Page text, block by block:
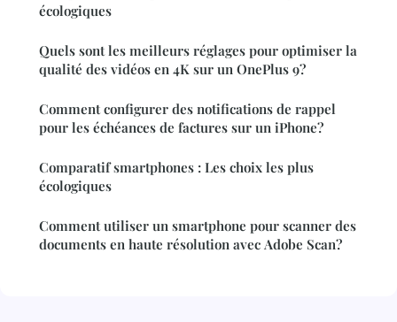
écologiques
Quels sont les meilleurs réglages pour optimiser la
qualité des vidéos en 4K sur un OnePlus 9?
Comment configurer des notifications de rappel
pour les échéances de factures sur un iPhone?
Comparatif smartphones : Les choix les plus
écologiques
Comment utiliser un smartphone pour scanner des
documents en haute résolution avec Adobe Scan?